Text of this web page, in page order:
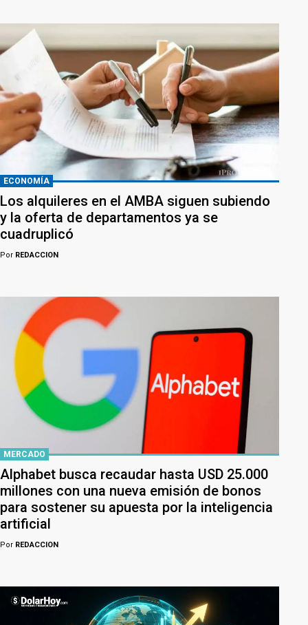
ECONOMÍA
Los alquileres en el AMBA siguen subiendo
y la oferta de departamentos ya se
cuadruplicó
Por REDACCION
MERCADO
Alphabet busca recaudar hasta USD 25.000
millones con una nueva emisión de bonos
para sostener su apuesta por la inteligencia
artificial
Por REDACCION